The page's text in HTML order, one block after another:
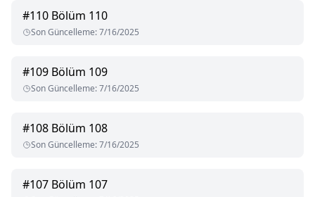
#110 Bölüm 110
Son Güncelleme:7/16/2025
#109 Bölüm 109
Son Güncelleme:7/16/2025
#108 Bölüm 108
Son Güncelleme:7/16/2025
#107 Bölüm 107